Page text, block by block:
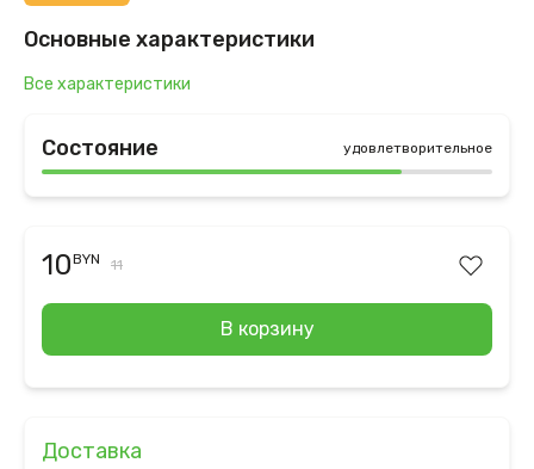
Основные характеристики
Все характеристики
Состояние удовлетворительное
10BYN 11
В корзину
Доставка